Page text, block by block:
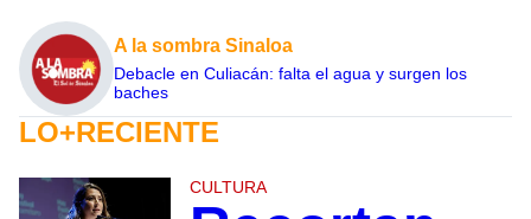
A la sombra Sinaloa
Debacle en Culiacán: falta el agua y surgen los
baches
LO+RECIENTE
CULTURA